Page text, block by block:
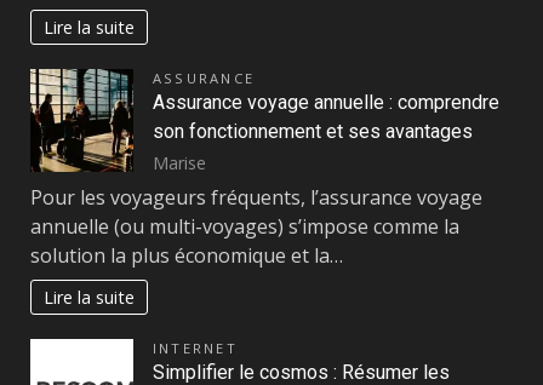
Lire la suite
ASSURANCE
Assurance voyage annuelle : comprendre
son fonctionnement et ses avantages
Marise
Pour les voyageurs fréquents, l’assurance voyage
annuelle (ou multi-voyages) s’impose comme la
solution la plus économique et la…
Lire la suite
INTERNET
Simplifier le cosmos : Résumer les